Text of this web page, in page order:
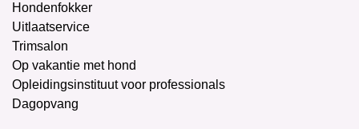
Hondenfokker
Uitlaatservice
Trimsalon
Op vakantie met hond
Opleidingsinstituut voor professionals
Dagopvang